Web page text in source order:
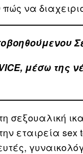
να
μέσω της
σεξουαλική
εταιρεία sex